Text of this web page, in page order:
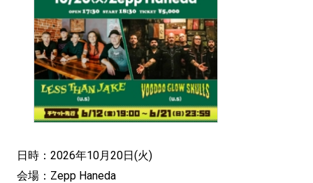
日時：2026年10月20日(火)
会場：Zepp Haneda